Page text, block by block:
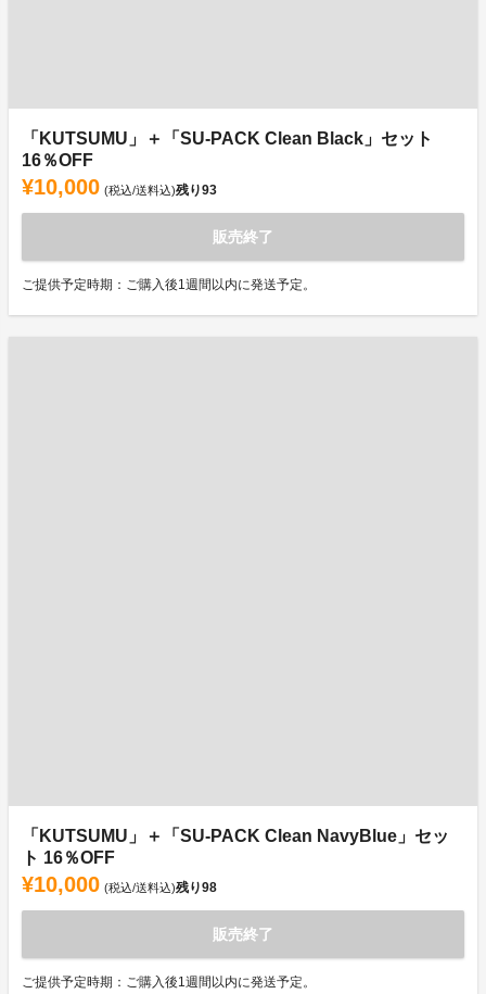
「KUTSUMU」＋「SU-PACK Clean Black」セット
16％OFF
¥10,000 (税込/送料込)残り93
販売終了
ご提供予定時期：ご購入後1週間以内に発送予定。
「KUTSUMU」＋「SU-PACK Clean NavyBlue」セッ
ト 16％OFF
¥10,000 (税込/送料込)残り98
販売終了
ご提供予定時期：ご購入後1週間以内に発送予定。